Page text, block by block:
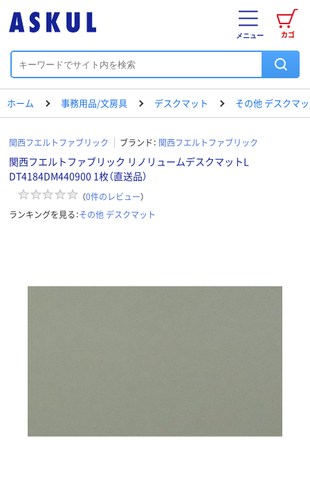
カゴ
メニュー
ホーム 事務用品/文房具 デスクマット その他 デスクマ
関西フエルトファブリック ブランド： 関西フエルトファブリック
関西フエルトファブリック リノリュームデスクマットL
DT4184DM440900 1枚（直送品）
（0件のレビュー）
ランキングを見る：その他 デスクマット